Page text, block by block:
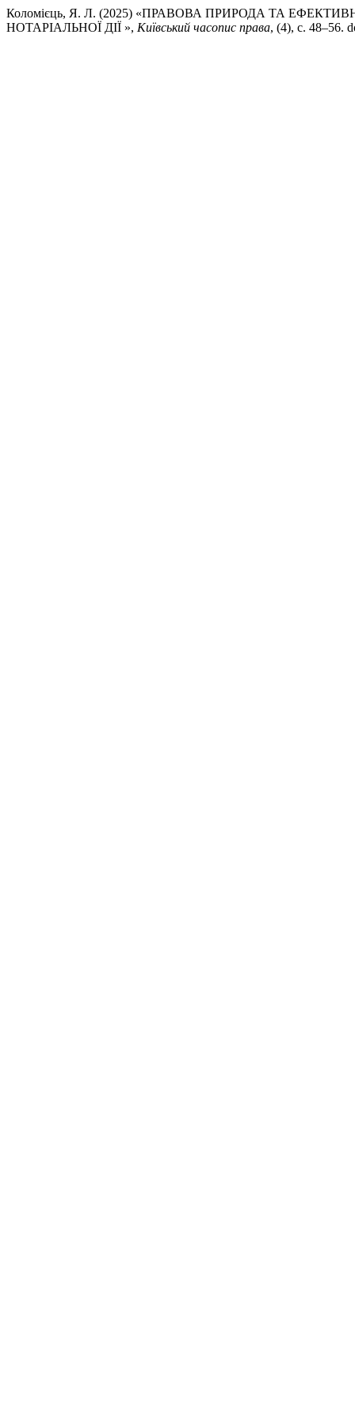
Коломієць, Я. Л. (2025) «ПРАВОВА ПРИРОДА ТА
НОТАРІАЛЬНОЇ ДІЇ », Київський часопис права, (4), с. 48–56.